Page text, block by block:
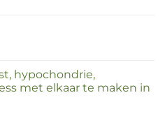
hypochondrie,
met elkaar te maken in